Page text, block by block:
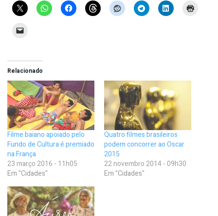
Relacionado
​Filme baiano apoiado pelo
Fundo de Cultura é premiado
na França
23 março 2016 - 11h05
Em "Cidades"
Quatro filmes brasileiros
podem concorrer ao Oscar
2015
22 novembro 2014 - 09h30
Em "Cidades"